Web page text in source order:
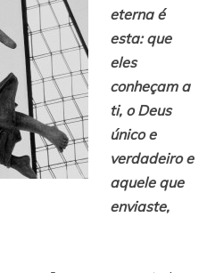
eterna é
esta: que
eles
conheçam a
ti, o Deus
único e
verdadeiro e
aquele que
enviaste,